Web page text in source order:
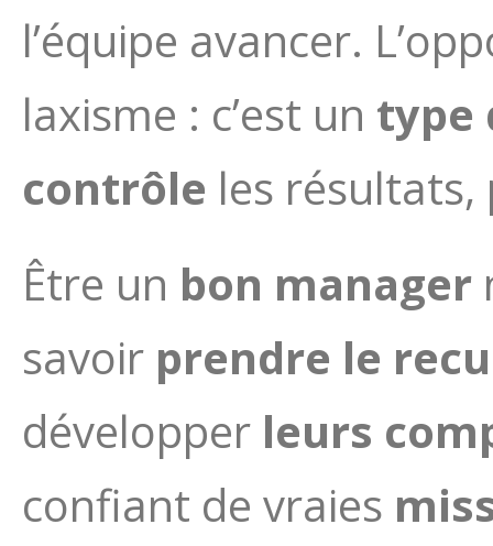
l’équipe avancer.
laxisme : c’est un type
contrôle les résultats,
Être un bon manager
savoir prendre le
développer leurs
confiant de vraies